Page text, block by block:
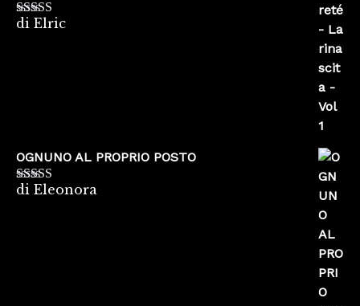
Valutato5
di Elric
OGNUNO AL PROPRIO POSTO
Valutato5su
di Eleonora